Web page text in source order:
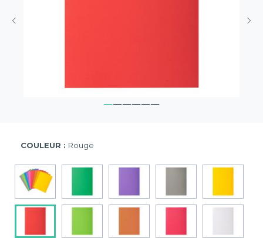
COULEUR : Rouge